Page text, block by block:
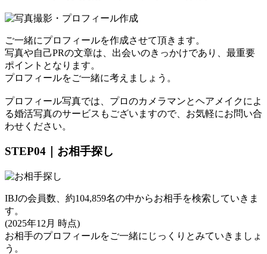
ご一緒にプロフィールを作成させて頂きます。
写真や自己PRの文章は、出会いのきっかけであり、最重要
ポイントとなります。
プロフィールをご一緒に考えましょう。
プロフィール写真では、プロのカメラマンとヘアメイクによ
る婚活写真のサービスもございますので、お気軽にお問い合
わせください。
STEP04｜お相手探し
IBJの会員数、約104,859名の中からお相手を検索していきま
す。
(2025年12月 時点)
お相手のプロフィールをご一緒にじっくりとみていきましょ
う。